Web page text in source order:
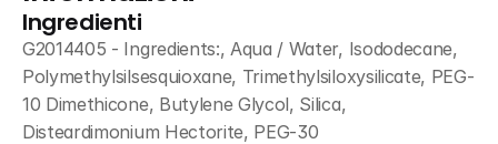
Ingredienti
G2014405 - Ingredients:, Aqua / Water, Isododecane,
Polymethylsilsesquioxane, Trimethylsiloxysilicate, PEG-
10 Dimethicone, Butylene Glycol, Silica,
Disteardimonium Hectorite, PEG-30